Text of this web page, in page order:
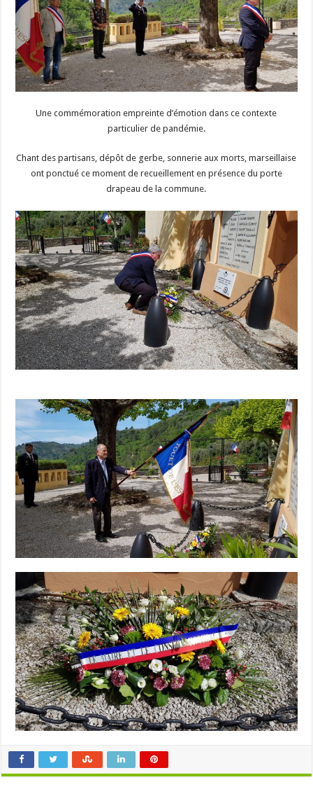
Une commémoration empreinte d’émotion dans ce contexte
particulier de pandémie.
Chant des partisans, dépôt de gerbe, sonnerie aux morts, marseillaise
ont ponctué ce moment de recueillement en présence du porte
drapeau de la commune.